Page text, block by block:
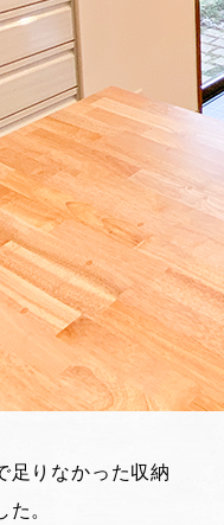
足りなかった収納
。